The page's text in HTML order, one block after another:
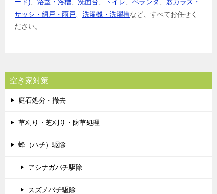
ード) 浴室・浴槽 洗面台 トイレ ベランダ
窓ガラス・
サッシ・網戸・雨戸
洗濯機・洗濯槽など、すべてお任せく
ださい。
空き家対策
庭石処分・撤去
草刈り・芝刈り・防草処理
蜂（ハチ）駆除
アシナガバチ駆除
スズメバチ駆除